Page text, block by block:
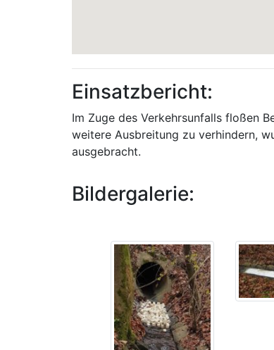
Einsatzbericht:
Im Zuge des Verkehrsunfalls floßen
weitere Ausbreitung zu verhindern,
ausgebracht.
Bildergalerie: